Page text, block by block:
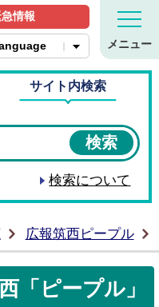
西市ホームページ
急情報
メニュー
サイト内検索
検索について
広報筑西ピープル
「ピープル」